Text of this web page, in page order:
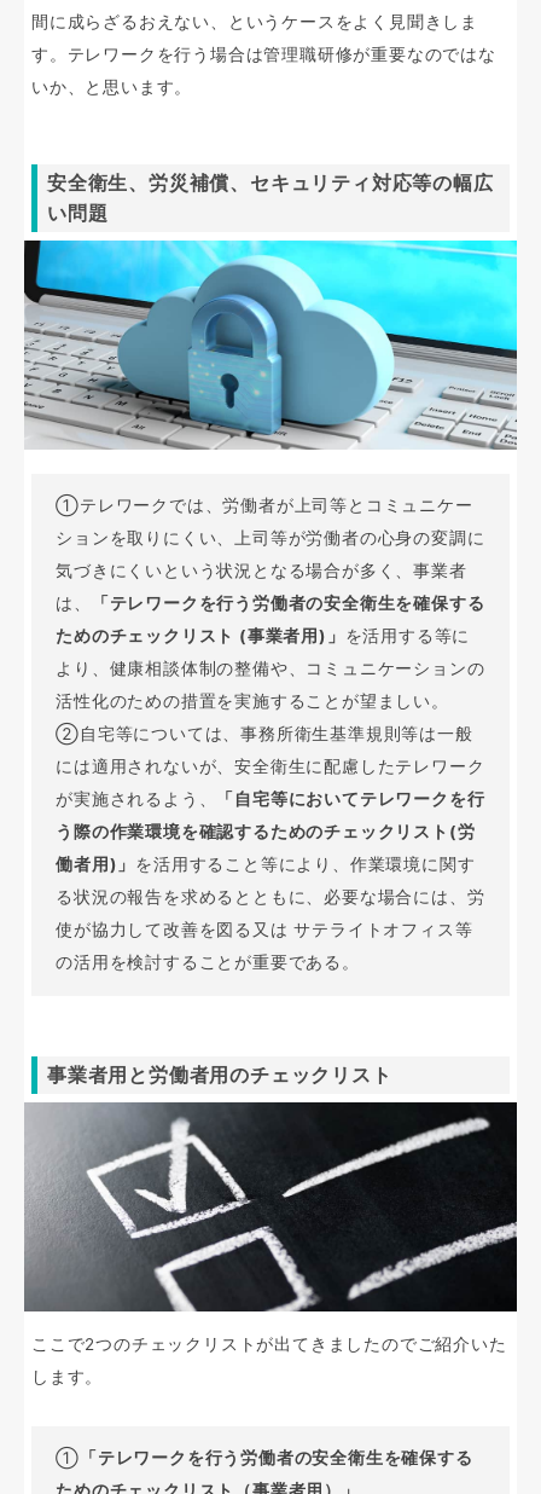
間に成らざるおえない、というケースをよく見聞きしま
す。テレワークを行う場合は管理職研修が重要なのではな
いか、と思います。
安全衛生、労災補償、セキュリティ対応等の幅広
い問題
①テレワークでは、労働者が上司等とコミュニケー
ションを取りにくい、上司等が労働者の心身の変調に
気づきにくいという状況となる場合が多く、事業者
は、
「テレワークを行う労働者の安全衛生を確保する
ためのチェックリスト (事業者用)」 を活用する等に
より、健康相談体制の整備や、コミュニケーションの
活性化のための措置を実施することが望ましい。
②自宅等については、事務所衛生基準規則等は一般
には適用されないが、安全衛生に配慮したテレワーク
が実施されるよう、
「自宅等においてテレワークを行
う際の作業環境を確認するためのチェックリスト(労
働者用)」 を活用すること等により、作業環境に関す
る状況の報告を求めるとともに、必要な場合には、労
使が協力して改善を図る又は サテライトオフィス等
の活用を検討することが重要である。
事業者用と労働者用のチェックリスト
ここで2つのチェックリストが出てきましたのでご紹介いた
します。
① 「テレワークを行う労働者の安全衛生を確保する